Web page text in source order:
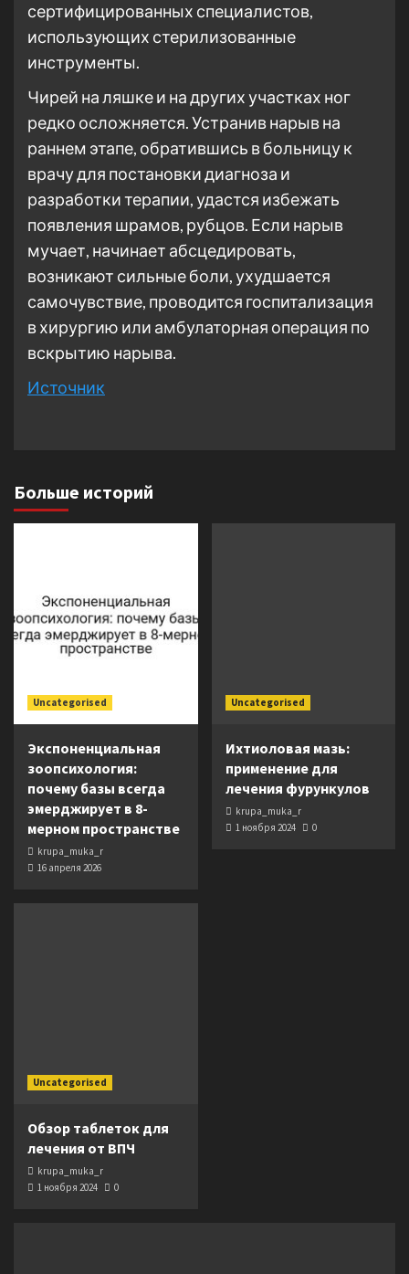
сертифицированных специалистов,
использующих стерилизованные
инструменты.
Чирей на ляшке и на других участках ног
редко осложняется. Устранив нарыв на
раннем этапе, обратившись в больницу к
врачу для постановки диагноза и
разработки терапии, удастся избежать
появления шрамов, рубцов. Если нарыв
мучает, начинает абсцедировать,
возникают сильные боли, ухудшается
самочувствие, проводится госпитализация
в хирургию или амбулаторная операция по
вскрытию нарыва.
Источник
Больше историй
Uncategorised
Экспоненциальная
зоопсихология:
почему базы всегда
эмерджирует в 8-
мерном пространстве
krupa_muka_r
16 апреля 2026
Uncategorised
Ихтиоловая мазь:
применение для
лечения фурункулов
krupa_muka_r
1 ноября 2024
0
Uncategorised
Обзор таблеток для
лечения от ВПЧ
krupa_muka_r
1 ноября 2024
0